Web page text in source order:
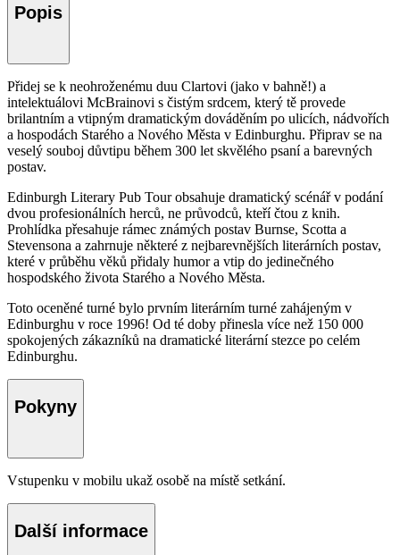
Popis
Přidej se k neohroženému duu Clartovi (jako v bahně!) a
intelektuálovi McBrainovi s čistým srdcem, který tě provede
brilantním a vtipným dramatickým dováděním po ulicích, nádvořích
a hospodách Starého a Nového Města v Edinburghu. Připrav se na
veselý souboj důvtipu během 300 let skvělého psaní a barevných
postav.
Edinburgh Literary Pub Tour obsahuje dramatický scénář v podání
dvou profesionálních herců, ne průvodců, kteří čtou z knih.
Prohlídka přesahuje rámec známých postav Burnse, Scotta a
Stevensona a zahrnuje některé z nejbarevnějších literárních postav,
které v průběhu věků přidaly humor a vtip do jedinečného
hospodského života Starého a Nového Města.
Toto oceněné turné bylo prvním literárním turné zahájeným v
Edinburghu v roce 1996! Od té doby přinesla více než 150 000
spokojených zákazníků na dramatické literární stezce po celém
Edinburghu.
Pokyny
Vstupenku v mobilu ukaž osobě na místě setkání.
Další informace